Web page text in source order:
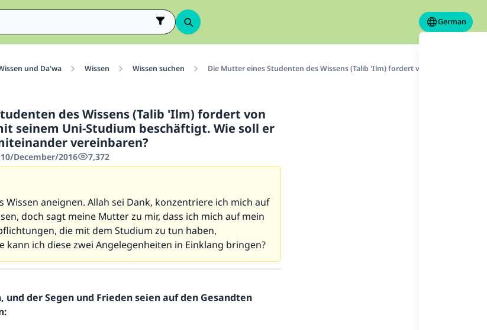
German
und Da'wa Wissen Wissen suchen Die Mutter eines Studenten des Wissens (Talib 'Ilm) fordert von ihm, dass er
des Wissens (Talib 'Ilm) fordert von
seinem Uni-Studium beschäftigt. Wie soll er
vereinbaren?
December/2016 7,372
Wissen aneignen. Allah sei Dank, konzentriere ich mich auf
doch sagt meine Mutter zu mir, dass ich mich auf mein
die mit dem Studium zu tun haben,
kann ich diese zwei Angelegenheiten in Einklang bringen?
und der Segen und Frieden seien auf den Gesandten